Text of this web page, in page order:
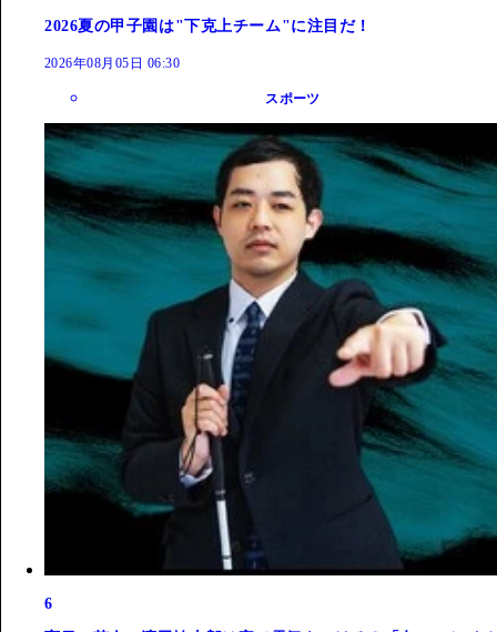
2026夏の甲子園は"下克上チーム"に注目だ！
2026年08月05日 06:30
スポーツ
6